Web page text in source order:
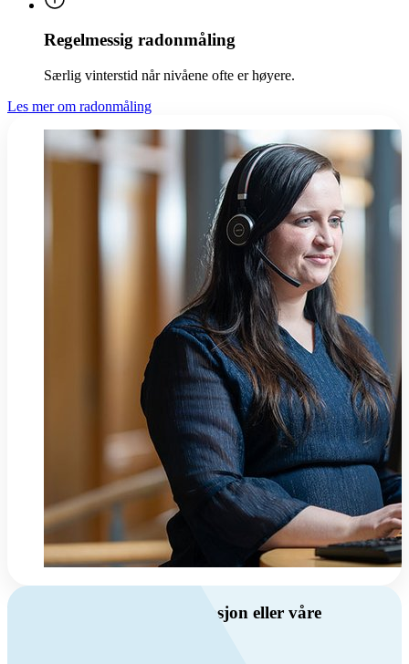
Regelmessig radonmåling
Særlig vinterstid når nivåene ofte er høyere.
Les mer om radonmåling
Har du spørsmål om ventilasjon eller våre